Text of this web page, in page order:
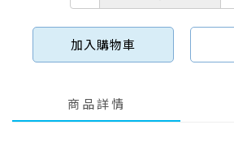
加入購物車
商品詳情